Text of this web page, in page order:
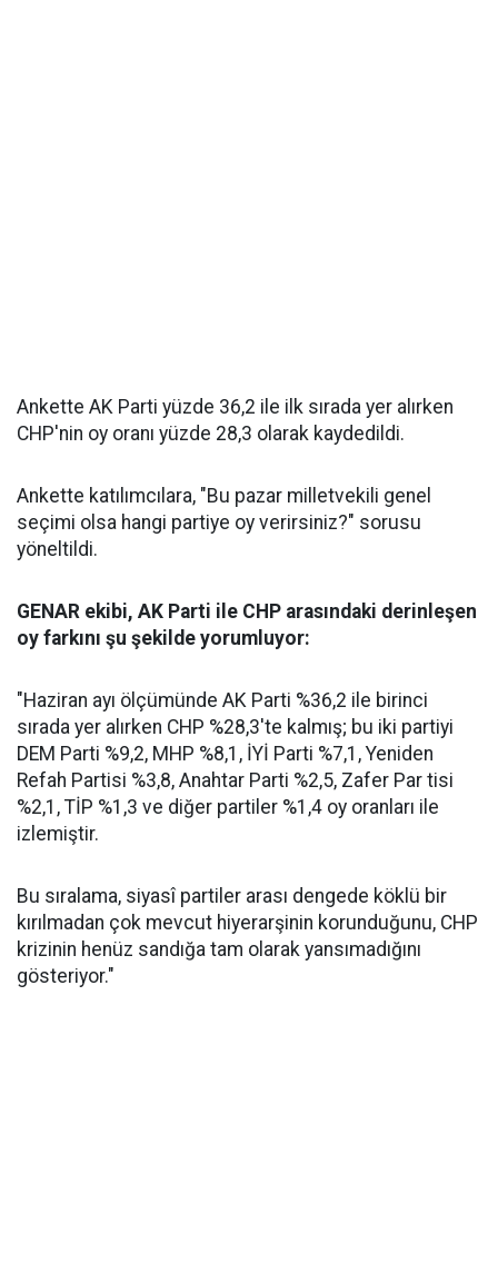
Ankette AK Parti yüzde 36,2 ile ilk sırada yer alırken
CHP'nin oy oranı yüzde 28,3 olarak kaydedildi.
Ankette katılımcılara, "Bu pazar milletvekili genel
seçimi olsa hangi partiye oy verirsiniz?" sorusu
yöneltildi.
GENAR ekibi, AK Parti ile CHP arasındaki derinleşen
oy farkını şu şekilde yorumluyor:
"Haziran ayı ölçümünde AK Parti %36,2 ile birinci
sırada yer alırken CHP %28,3'te kalmış; bu iki partiyi
DEM Parti %9,2, MHP %8,1, İYİ Parti %7,1, Yeniden
Refah Partisi %3,8, Anahtar Parti %2,5, Zafer Par tisi
%2,1, TİP %1,3 ve diğer partiler %1,4 oy oranları ile
izlemiştir.
Bu sıralama, siyasî partiler arası dengede köklü bir
kırılmadan çok mevcut hiyerarşinin korunduğunu, CHP
krizinin henüz sandığa tam olarak yansımadığını
gösteriyor."